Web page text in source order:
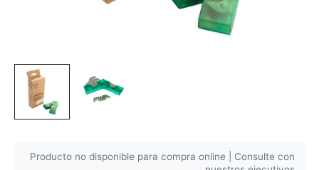
Producto no disponible para compra online | Consulte con